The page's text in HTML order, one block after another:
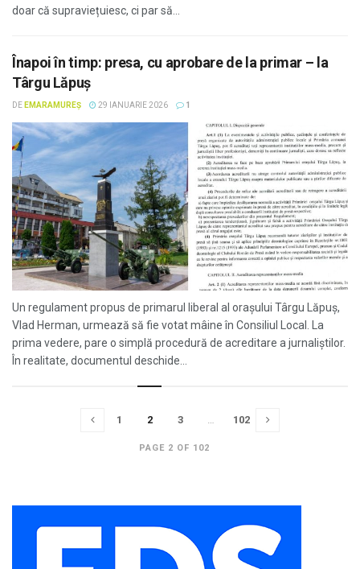
doar că supraviețuiesc, ci par să...
Înapoi în timp: presa, cu aprobare de la primar – la
Târgu Lăpuș
DE EMARAMUREȘ 29 IANUARIE 2026 1
Un regulament propus de primarul liberal al orașului Târgu Lăpuș,
Vlad Herman, urmează să fie votat mâine în Consiliul Local. La
prima vedere, pare o simplă procedură de acreditare a jurnaliștilor.
În realitate, documentul deschide...
PAGE 2 OF 102
1 2 3 … 102